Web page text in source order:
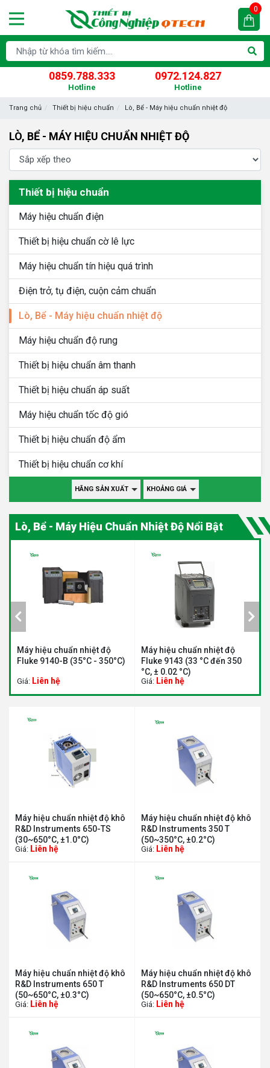
0859.788.333
Hotline
0972.124.827
Hotline
0
Trang chủ Thiết bị hiệu chuẩn Lò, Bể - Máy hiệu chuẩn nhiệt độ
LÒ, BỂ - MÁY HIỆU CHUẨN NHIỆT ĐỘ
Lò, Bể - Máy Hiệu Chuẩn Nhiệt Độ Nổi Bật
Máy hiệu chuẩn nhiệt độ
Fluke 9140-B (35°C - 350°C)
Giá: Liên hệ
Máy hiệu chuẩn nhiệt độ
Fluke 9143 (33 °C đến 350
°C, ± 0.02 °C)
Giá: Liên hệ
Máy hiệu chuẩn nhiệt độ khô
R&D Instruments 650-TS
(30~650°C, ±1.0°C)
Giá: Liên hệ
Máy hiệu chuẩn nhiệt độ khô
R&D Instruments 350 T
(50~350°C, ±0.2°C)
Giá: Liên hệ
Máy hiệu chuẩn nhiệt độ khô
R&D Instruments 650 T
(50~650°C, ±0.3°C)
Giá: Liên hệ
Máy hiệu chuẩn nhiệt độ khô
R&D Instruments 650 DT
(50~650°C, ±0.5°C)
Giá: Liên hệ
Thiết bị hiệu chuẩn
Máy hiệu chuẩn điện
Thiết bị hiệu chuẩn cờ lê lực
Máy hiệu chuẩn tín hiệu quá trình
Điện trở, tụ điện, cuộn cảm chuẩn
Lò, Bể - Máy hiệu chuẩn nhiệt độ
Máy hiệu chuẩn độ rung
Thiết bị hiệu chuẩn âm thanh
Thiết bị hiệu chuẩn áp suất
Máy hiệu chuẩn tốc độ gió
Thiết bị hiệu chuẩn độ ẩm
Thiết bị hiệu chuẩn cơ khí
HÃNG SẢN XUẤT KHOẢNG GIÁ